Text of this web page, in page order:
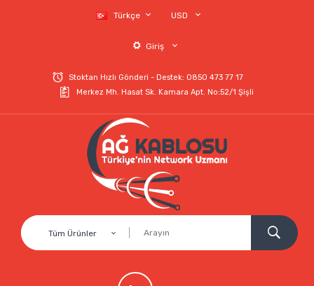
Türkçe USD
Giriş
Stoktan Hızlı Gönderi - Destek: 0850 473 77 17
Merkez Mh. Hasat Sk. Kamara Apt. No:52/1 Şişli
Tüm Ürünler